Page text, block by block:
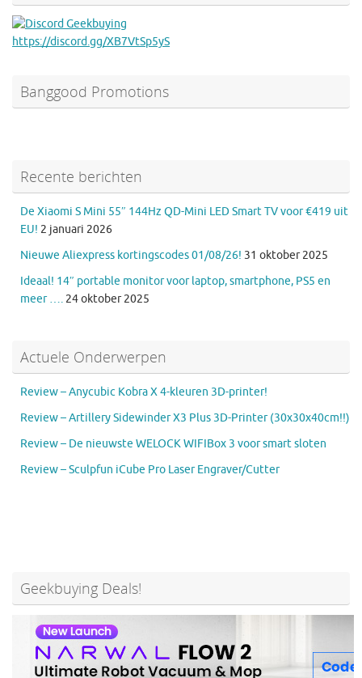
https://discord.gg/XB7VtSp5yS
Banggood Promotions
Recente berichten
De Xiaomi S Mini 55″ 144Hz QD-Mini LED Smart TV voor €419 uit
EU! 2 januari 2026
Nieuwe Aliexpress kortingscodes 01/08/26! 31 oktober 2025
Ideaal! 14″ portable monitor voor laptop, smartphone, PS5 en
meer …. 24 oktober 2025
Actuele Onderwerpen
Review – Anycubic Kobra X 4-kleuren 3D-printer!
Review – Artillery Sidewinder X3 Plus 3D-Printer (30x30x40cm!!)
Review – De nieuwste WELOCK WIFIBox 3 voor smart sloten
Review – Sculpfun iCube Pro Laser Engraver/Cutter
Geekbuying Deals!